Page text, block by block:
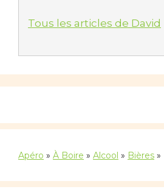
Tous les articles de David
Apéro » À Boire » Alcool » Bières »